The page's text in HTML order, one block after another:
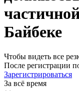
Байбеке
Чтобы видеть все
После регистрации
Зарегистрироваться
За всё время